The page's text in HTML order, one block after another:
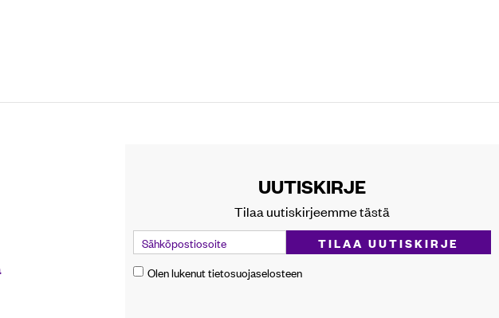
UUTISKIRJE
Tilaa uutiskirjeemme tästä
Olen lukenut tietosuojaselosteen